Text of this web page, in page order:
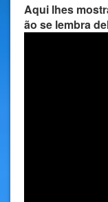
Aqui lhes
ão se lembra